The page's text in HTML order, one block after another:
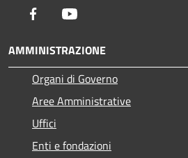
Facebook
AMMINISTRAZIONE
Organi di Governo
Aree Amministrative
Uffici
Enti e fondazioni